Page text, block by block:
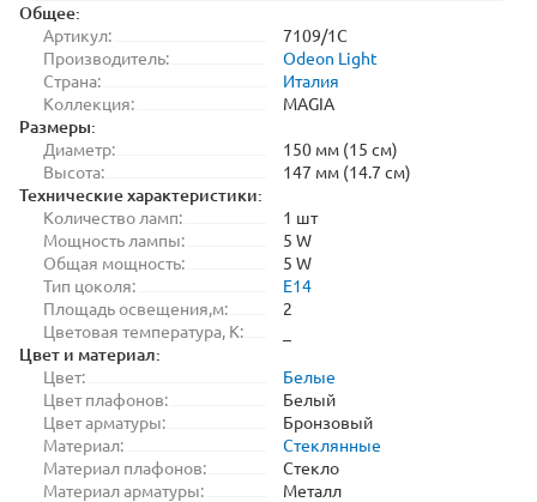
Общее:
Артикул:
7109/1C
Производитель:
Odeon Light
Страна:
Италия
Коллекция:
MAGIA
Размеры:
Диаметр:
150 мм (15 см)
Высота:
147 мм (14.7 см)
Технические характеристики:
Количество ламп:
1 шт
Мощность лампы:
5 W
Общая мощность:
5 W
Тип цоколя:
E14
Площадь освещения,м:
2
Цветовая температура, K:
Цвет и материал:
Цвет:
Белые
Цвет плафонов:
Белый
Цвет арматуры:
Бронзовый
Материал:
Стеклянные
Материал плафонов:
Стекло
Материал арматуры:
Металл